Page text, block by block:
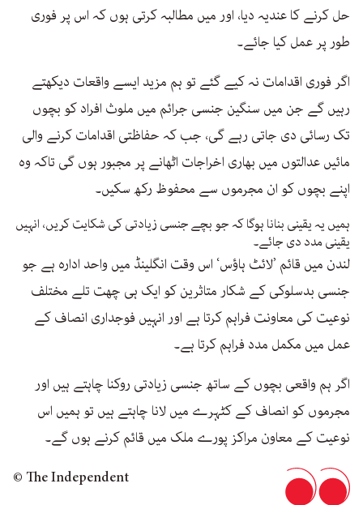
حل کرنے کا عندیہ دیا، اور میں مطالبہ کرتی ہوں کہ اس پر فوری
طور پر عمل کیا جائے۔
اگر فوری اقدامات نہ کیے گئے تو ہم مزید ایسے واقعات دیکھتے
رہیں گے جن میں سنگین جنسی جرائم میں ملوث افراد کو بچوں
تک رسائی دی جاتی رہے گی، جب کہ حفاظتی اقدامات کرنے والی
مائیں عدالتوں میں بھاری اخراجات اٹھانے پر مجبور ہوں گی تاکہ وہ
اپنے بچوں کو ان مجرموں سے محفوظ رکھ سکیں۔
ہمیں یہ یقینی بنانا ہوگا کہ جو بچے جنسی زیادتی کی شکایت کریں، انہیں
یقینی مدد دی جائے۔
لندن میں قائم ’لائٹ ہاؤس‘ اس وقت انگلینڈ میں واحد ادارہ ہے جو
جنسی بدسلوکی کے شکار متاثرین کو ایک ہی چھت تلے مختلف
نوعیت کی معاونت فراہم کرتا ہے اور انہیں فوجداری انصاف کے
عمل میں مکمل مدد فراہم کرتا ہے۔
اگر ہم واقعی بچوں کے ساتھ جنسی زیادتی روکنا چاہتے ہیں اور
مجرموں کو انصاف کے کٹہرے میں لانا چاہتے ہیں تو ہمیں اس
نوعیت کے معاون مراکز پورے ملک میں قائم کرنے ہوں گے۔
© The Independent